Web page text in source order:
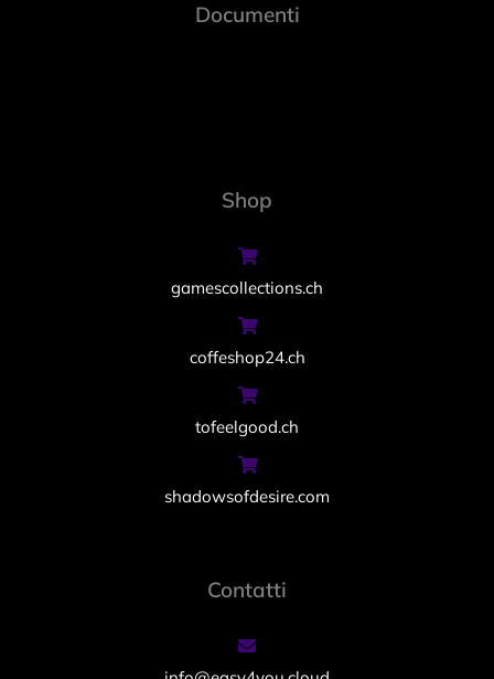
Documenti
Shop
gamescollections.ch
coffeshop24.ch
tofeelgood.ch
shadowsofdesire.com
Contatti